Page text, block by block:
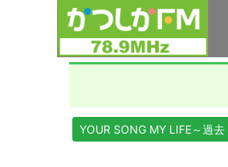
YOUR SONG MY LIFE～過去